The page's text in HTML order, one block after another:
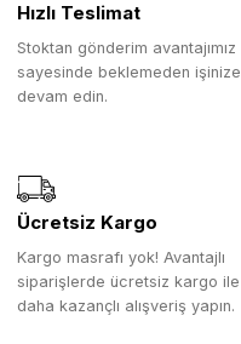
Hızlı Teslimat
Stoktan gönderim avantajımız
sayesinde beklemeden işinize
devam edin.
Ücretsiz Kargo
Kargo masrafı yok! Avantajlı
siparişlerde ücretsiz kargo ile
daha kazançlı alışveriş yapın.